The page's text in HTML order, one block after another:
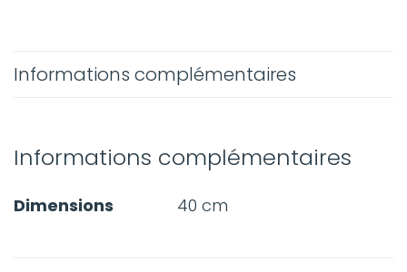
Informations complémentaires
Informations complémentaires
Dimensions 40 cm